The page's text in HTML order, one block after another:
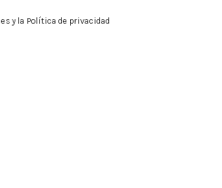
y la Política de privacidad